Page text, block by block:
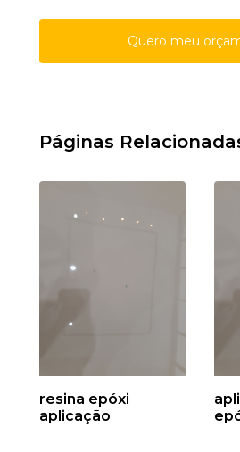
Quero meu
Páginas
resina epóxi
aplicação